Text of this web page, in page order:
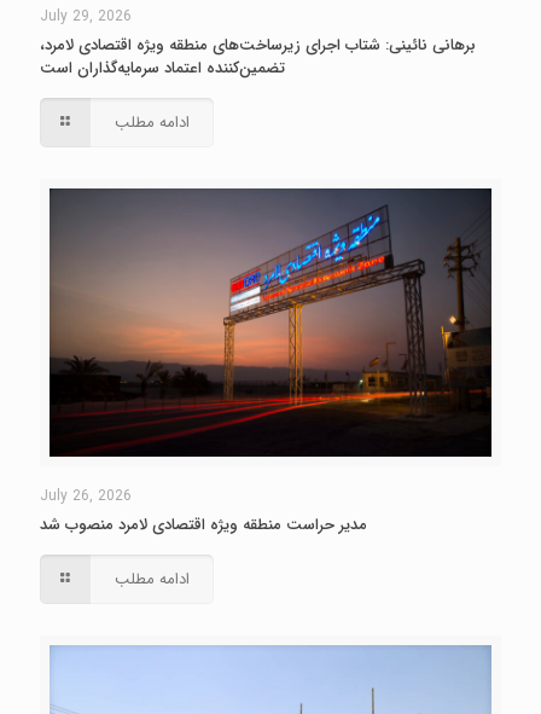
July 29, 2026
برهانی نائینی: شتاب اجرای زیرساخت‌های منطقه ویژه اقتصادی لامرد،
تضمین‌کننده اعتماد سرمایه‌گذاران است
ادامه مطلب
July 26, 2026
مدیر حراست منطقه ویژه اقتصادی لامرد منصوب شد
ادامه مطلب